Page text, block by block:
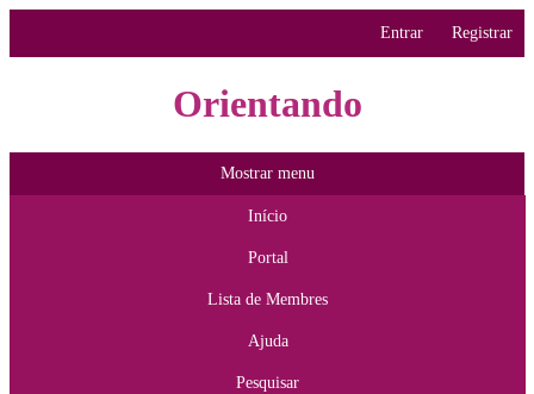
Entrar Registrar
Orientando
Mostrar menu
Início
Portal
Lista de Membres
Ajuda
Pesquisar